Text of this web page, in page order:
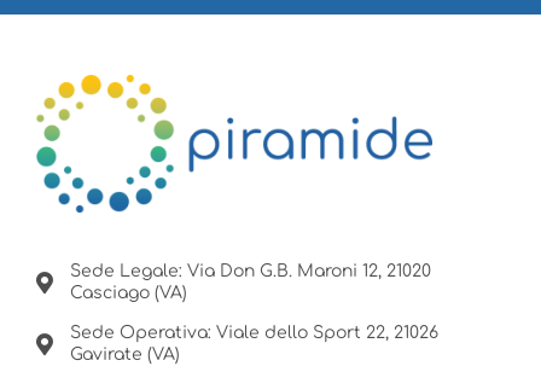
Sede Legale: Via Don G.B. Maroni 12, 21020
Casciago (VA)
Sede Operativa: Viale dello Sport 22, 21026
Gavirate (VA)